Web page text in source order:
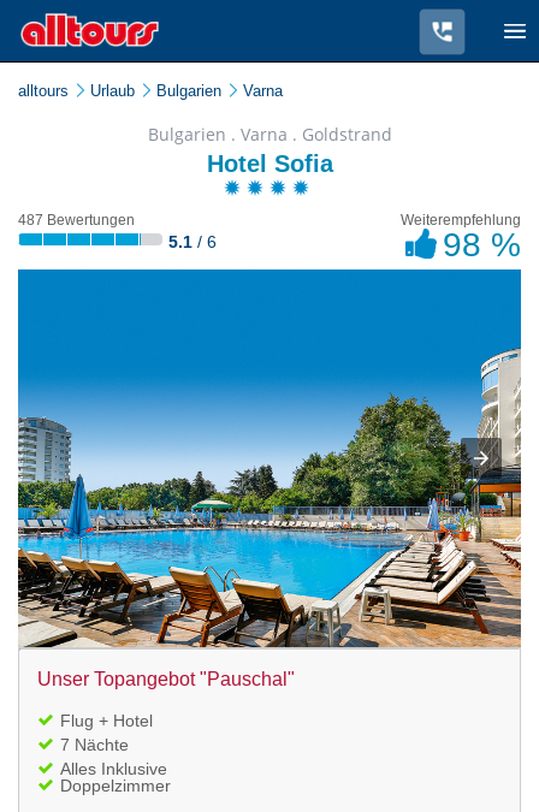
alltours Urlaub Bulgarien Varna
Bulgarien . Varna . Goldstrand
Hotel Sofia
487 Bewertungen
5.1 / 6
Weiterempfehlung
98 %
Unser Topangebot "Pauschal"
Flug + Hotel
7 Nächte
Alles Inklusive
Doppelzimmer